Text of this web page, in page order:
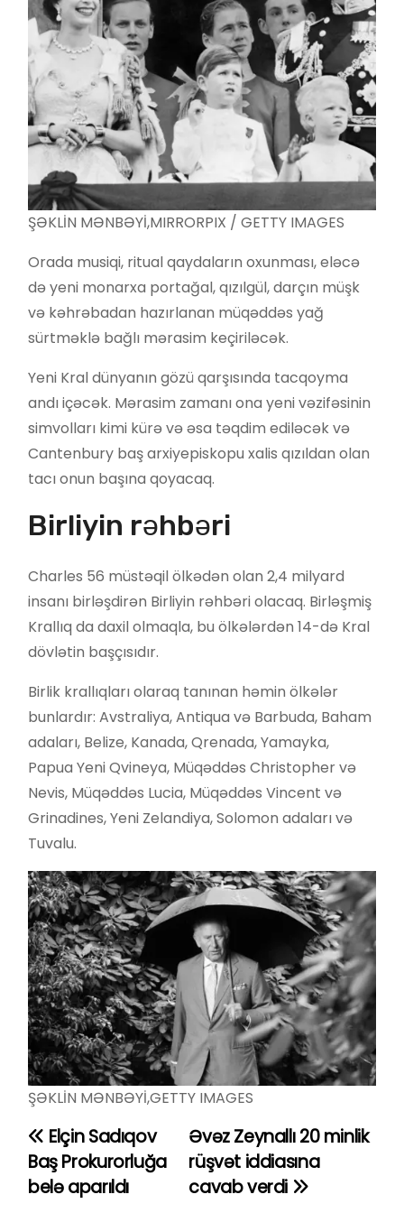
ŞƏKLİN MƏNBƏYİ,MIRRORPIX / GETTY IMAGES
Orada musiqi, ritual qaydaların oxunması, eləcə
də yeni monarxa portağal, qızılgül, darçın müşk
və kəhrəbadan hazırlanan müqəddəs yağ
sürtməklə bağlı mərasim keçiriləcək.
Yeni Kral dünyanın gözü qarşısında tacqoyma
andı içəcək. Mərasim zamanı ona yeni vəzifəsinin
simvolları kimi kürə və əsa təqdim ediləcək və
Cantenbury baş arxiyepiskopu xalis qızıldan olan
tacı onun başına qoyacaq.
Birliyin rəhbəri
Charles 56 müstəqil ölkədən olan 2,4 milyard
insanı birləşdirən Birliyin rəhbəri olacaq. Birləşmiş
Krallıq da daxil olmaqla, bu ölkələrdən 14-də Kral
dövlətin başçısıdır.
Birlik krallıqları olaraq tanınan həmin ölkələr
bunlardır: Avstraliya, Antiqua və Barbuda, Baham
adaları, Belize, Kanada, Qrenada, Yamayka,
Papua Yeni Qvineya, Müqəddəs Christopher və
Nevis, Müqəddəs Lucia, Müqəddəs Vincent və
Grinadines, Yeni Zelandiya, Solomon adaları və
Tuvalu.
ŞƏKLİN MƏNBƏYİ,GETTY IMAGES
Y
a
Əvəz Zeynallı 20 minlik
rüşvət iddiasına
cavab verdi
Elçin Sadıqov
Baş Prokurorluğa
belə aparıldı